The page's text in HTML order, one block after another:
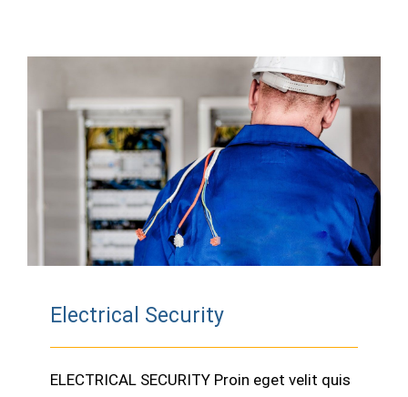
Electrical Security
Electrical Security
ELECTRICAL SECURITY Proin eget velit quis